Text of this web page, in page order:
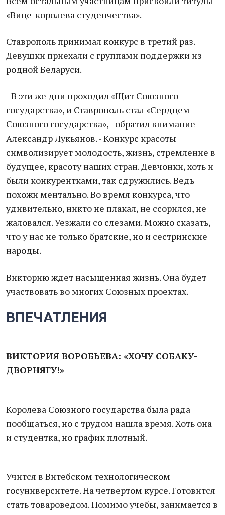
«Вице-королева студенчества».
Ставрополь принимал конкурс в третий раз.
Девушки приехали с группами поддержки из
родной Беларуси.
- В эти же дни проходил «Щит Союзного
государства», и Ставрополь стал «Сердцем
Союзного государства», - обратил внимание
Александр Лукьянов. - Конкурс красоты
символизирует молодость, жизнь, стремление в
будущее, красоту наших стран. Девчонки, хоть и
были конкурентками, так сдружились. Ведь
похожи ментально. Во время конкурса, что
удивительно, никто не плакал, не ссорился, не
жаловался. Уезжали со слезами. Можно сказать,
что у нас не только братские, но и сестринские
народы.
Викторию ждет насыщенная жизнь. Она будет
участвовать во многих Союзных проектах.
ВПЕЧАТЛЕНИЯ
ВИКТОРИЯ ВОРОБЬЕВА: «ХОЧУ СОБАКУ-
ДВОРНЯГУ!»
Королева Союзного государства была рада
пообщаться, но с трудом нашла время. Хоть она
и студентка, но график плотный.
Учится в Витебском технологическом
госуниверситете. На четвертом курсе. Готовится
стать товароведом. Помимо учебы, занимается в